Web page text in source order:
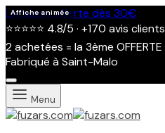
Livraison offerte dès 30€
⭐⭐⭐⭐⭐ 4.8/5 · +170 avis clients
2 achetées = la 3ème OFFERTE
Fabriqué à Saint-Malo
Menu
Affiche animée